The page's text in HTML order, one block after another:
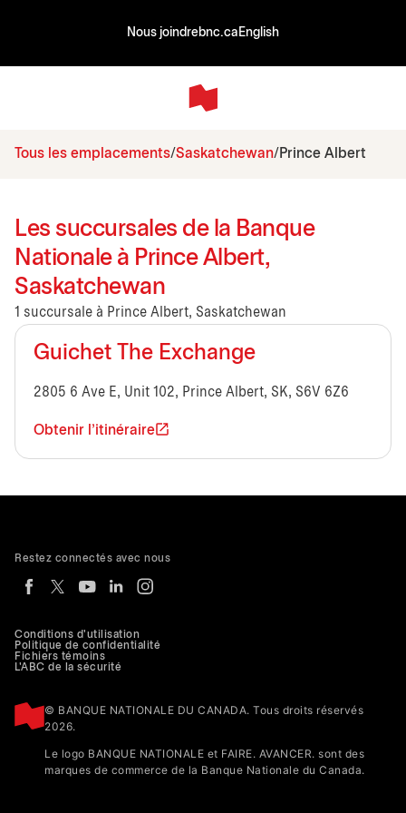
Nous joindrebnc.ca English
Tous les emplacements Saskatchewan Prince Albert
Les succursales de la Banque
Nationale à Prince Albert,
Saskatchewan
1 succursale à Prince Albert, Saskatchewan
Guichet The Exchange
2805 6 Ave E, Unit 102, Prince Albert, SK, S6V 6Z6
Obtenir l'itinéraire
Conditions d'utilisation
Politique de confidentialité
Fichiers témoins
L'ABC de la sécurité
© BANQUE NATIONALE DU CANADA. Tous droits réservés
2026.
Le logo BANQUE NATIONALE et FAIRE. AVANCER. sont des
marques de commerce de la Banque Nationale du Canada.
Restez connectés avec nous